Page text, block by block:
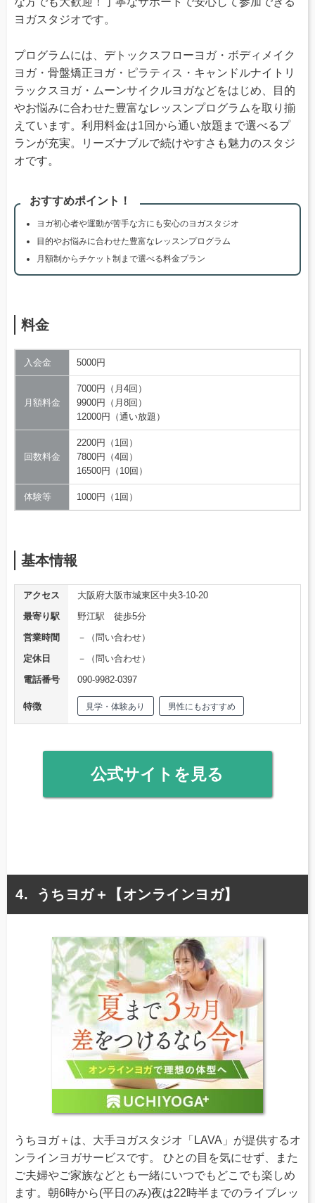
ヨガスタジオです。
プログラムには、デトックスフローヨガ・ボディメイク
ヨガ・骨盤矯正ヨガ・ピラティス・キャンドルナイトリ
ラックスヨガ・ムーンサイクルヨガなどをはじめ、目的
やお悩みに合わせた豊富なレッスンプログラムを取り揃
えています。利用料金は1回から通い放題まで選べるプ
ランが充実。リーズナブルで続けやすさも魅力のスタジ
オです。
おすすめポイント！
ヨガ初心者や運動が苦手な方にも安心のヨガスタジオ
目的やお悩みに合わせた豊富なレッスンプログラム
月額制からチケット制まで選べる料金プラン
料金
入会金 5000円
月額料金
7000円（月4回）
9900円（月8回）
12000円（通い放題）
回数料金
2200円（1回）
7800円（4回）
16500円（10回）
体験等 1000円（1回）
基本情報
アクセス
大阪府大阪市城東区中央3-10-20
最寄り駅
野江駅 徒歩5分
営業時間
－（問い合わせ）
定休日
－（問い合わせ）
電話番号
090-9982-0397
特徴 見学・体験あり 男性にもおすすめ
公式サイトを見る
うちヨガ＋【オンラインヨガ】
うちヨガ＋は、大手ヨガスタジオ「LAVA」が提供するオ
ンラインヨガサービスです。 ひとの目を気にせず、また
ご夫婦やご家族などとも一緒にいつでもどこでも楽しめ
ます。朝6時から(平日のみ)夜は22時半までのライブレッ